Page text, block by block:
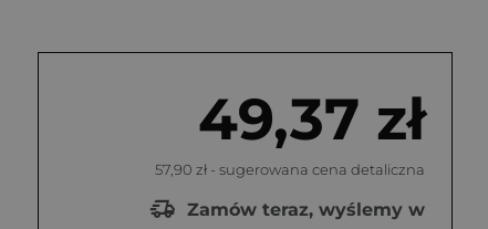
49,37 zł
57,90 zł - sugerowana cena detaliczna
Zamów teraz, wyślemy w